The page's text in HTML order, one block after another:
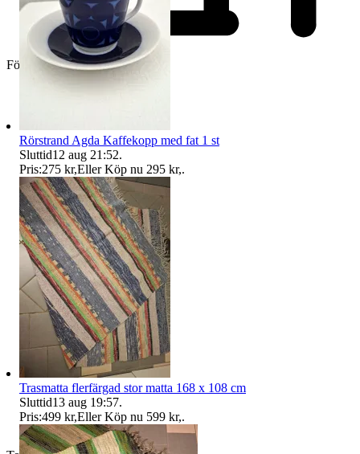
Företag
Rörstrand Agda Kaffekopp med fat 1 st
Sluttid12 aug 21:52.
Pris:275 kr,Eller Köp nu 295 kr,.
Trasmatta flerfärgad stor matta 168 x 108 cm
Sluttid13 aug 19:57.
Pris:499 kr,Eller Köp nu 599 kr,.